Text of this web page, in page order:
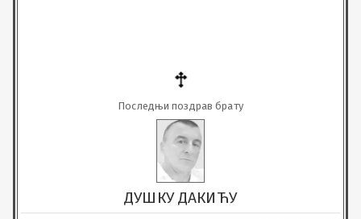
Последњи поздрав брату
ДУШКУ ДАКИЋУ